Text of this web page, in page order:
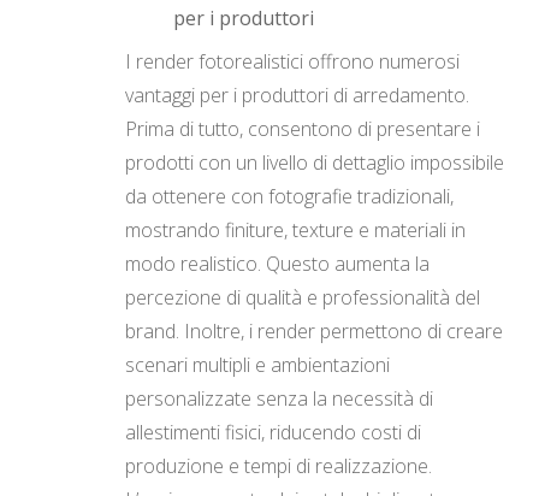
per i produttori
I render fotorealistici offrono numerosi
vantaggi per i produttori di arredamento.
Prima di tutto, consentono di presentare i
prodotti con un livello di dettaglio impossibile
da ottenere con fotografie tradizionali,
mostrando finiture, texture e materiali in
modo realistico. Questo aumenta la
percezione di qualità e professionalità del
brand. Inoltre, i render permettono di creare
scenari multipli e ambientazioni
personalizzate senza la necessità di
allestimenti fisici, riducendo costi di
produzione e tempi di realizzazione.